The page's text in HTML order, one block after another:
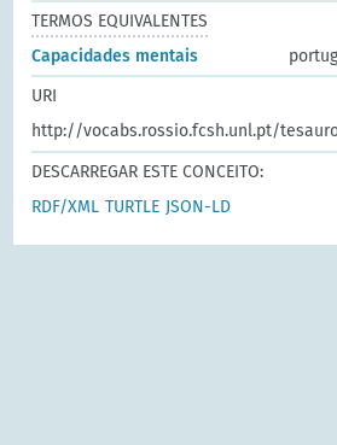
TERMOS EQUIVALENTES
Capacidades mentais
URI
http://vocabs.rossio.fcsh.unl.pt/
DESCARREGAR ESTE CONCEITO:
RDF/XML TURTLE JSON-LD